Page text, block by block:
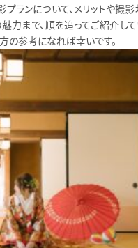
ランについて、メリットや撮
力まで、順を追ってご紹介し
の参考になれば幸いです。